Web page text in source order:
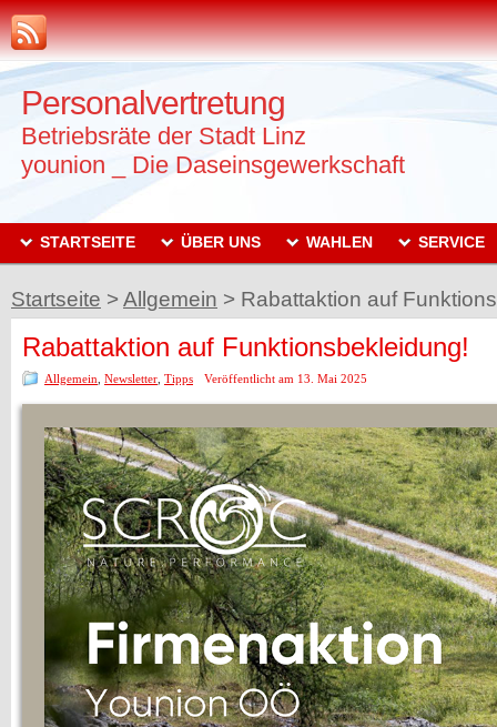
Personalvertretung
Betriebsräte der Stadt Linz
younion _ Die Daseinsgewerkschaft
STARTSEITE ÜBER UNS WAHLEN SERVICE
Startseite > Allgemein > Rabattaktion auf
Rabattaktion auf Funktionsbekleidung!
Allgemein Newsletter Tipps Veröffentlicht am 13. Mai 2025